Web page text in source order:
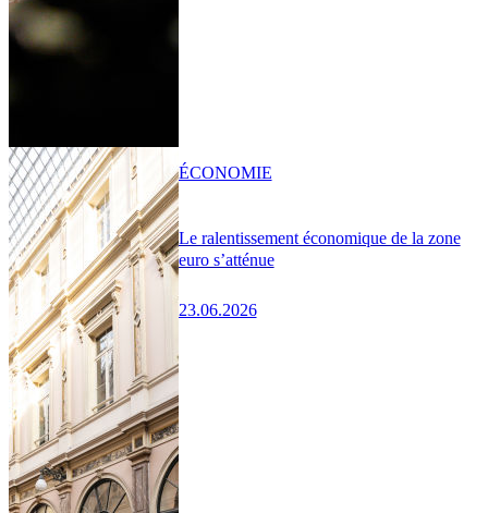
Le ralentissement économique de la zone
euro s’atténue
23.06.2026
ÉCONOMIE